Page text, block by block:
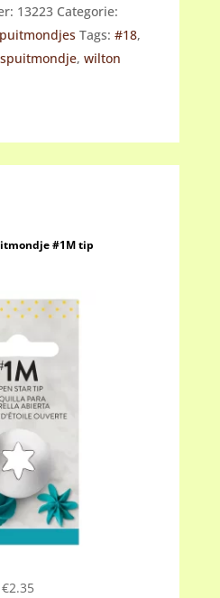
13223 Categorie:
Tags: #18,
spuitmondje, wilton
#1M tip
€2.35